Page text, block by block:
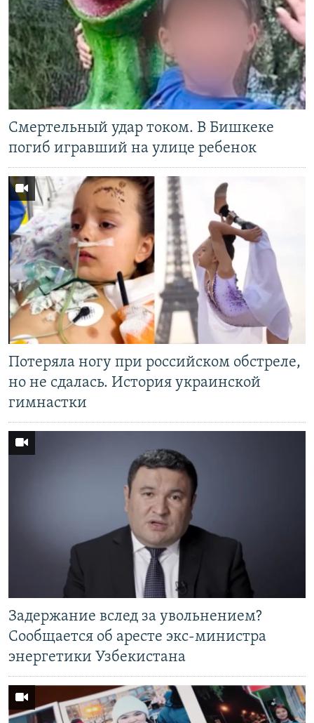
Смертельный удар током. В Бишкеке
погиб игравший на улице ребенок
Потеряла ногу при российском обстреле,
но не сдалась. История украинской
гимнастки
Задержание вслед за увольнением?
Сообщается об аресте экс-министра
энергетики Узбекистана